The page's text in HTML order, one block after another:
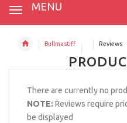
MENU
Bullmastiff Reviews
There are currently no
NOTE: Reviews require
be displayed